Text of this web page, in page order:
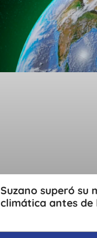
Suzano superó su
climática antes de